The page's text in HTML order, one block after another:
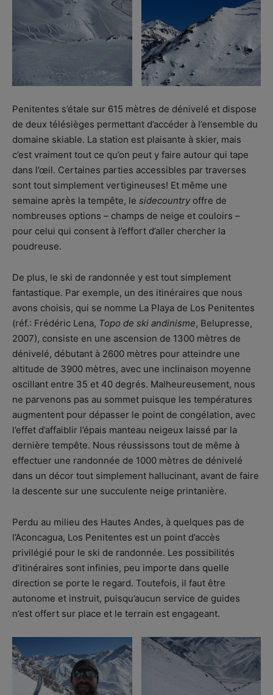
Penitentes s’étale sur 615 mètres de dénivelé et dispose
de deux télésièges permettant d’accéder à l’ensemble du
domaine skiable. La station est plaisante à skier, mais
c’est vraiment tout ce qu’on peut y faire autour qui tape
dans l’œil. Certaines parties accessibles par traverses
sont tout simplement vertigineuses! Et même une
semaine après la tempête, le sidecountry offre de
nombreuses options – champs de neige et couloirs –
pour celui qui consent à l’effort d’aller chercher la
poudreuse.
De plus, le ski de randonnée y est tout simplement
fantastique. Par exemple, un des itinéraires que nous
avons choisis, qui se nomme La Playa de Los Penitentes
(réf.: Frédéric Lena, Topo de ski andinisme, Belupresse,
2007), consiste en une ascension de 1300 mètres de
dénivelé, débutant à 2600 mètres pour atteindre une
altitude de 3900 mètres, avec une inclinaison moyenne
oscillant entre 35 et 40 degrés. Malheureusement, nous
ne parvenons pas au sommet puisque les températures
augmentent pour dépasser le point de congélation, avec
l’effet d’affaiblir l’épais manteau neigeux laissé par la
dernière tempête. Nous réussissons tout de même à
effectuer une randonnée de 1000 mètres de dénivelé
dans un décor tout simplement hallucinant, avant de faire
la descente sur une succulente neige printanière.
Perdu au milieu des Hautes Andes, à quelques pas de
l’Aconcagua, Los Penitentes est un point d’accès
privilégié pour le ski de randonnée. Les possibilités
d’itinéraires sont infinies, peu importe dans quelle
direction se porte le regard. Toutefois, il faut être
autonome et instruit, puisqu’aucun service de guides
n’est offert sur place et le terrain est engageant.